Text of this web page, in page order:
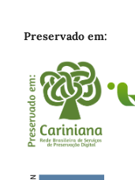
Preservado em: